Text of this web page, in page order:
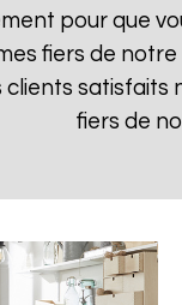
pour que
fiers de
satisfaits
fiers de